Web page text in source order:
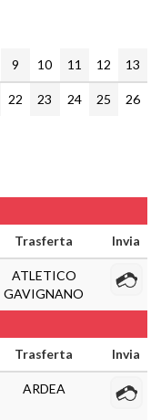
9 10 11 12 13
22 23 24 25
26
Trasferta Invia
ATLETICO
GAVIGNANO
Trasferta Invia
ARDEA